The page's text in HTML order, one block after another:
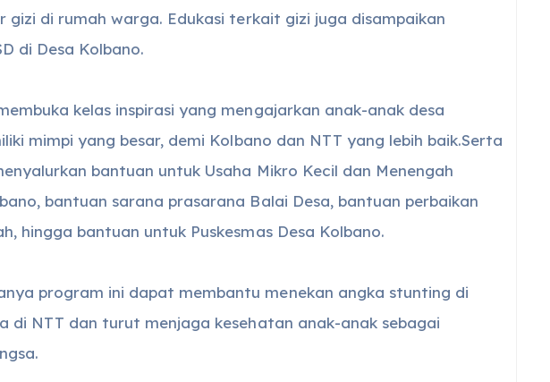
gizi di rumah warga. Edukasi terkait gizi juga disampaikan
di Desa Kolbano.
kelas inspirasi yang mengajarkan anak-anak desa
mimpi yang besar, demi Kolbano dan NTT yang lebih baik.Serta
bantuan untuk Usaha Mikro Kecil dan Menengah
bantuan sarana prasarana Balai Desa, bantuan perbaikan
hingga bantuan untuk Puskesmas Desa Kolbano.
program ini dapat membantu menekan angka stunting di
di NTT dan turut menjaga kesehatan anak-anak sebagai